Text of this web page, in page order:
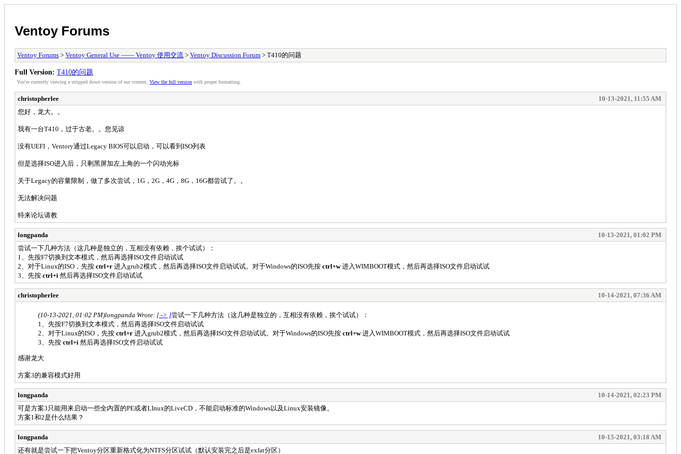
Ventoy Forums
Ventoy Forums > Ventoy General Use —— Ventoy 使用交流 > Ventoy Discussion Forum > T410的问题
Full Version: T410的问题
You're currently viewing a stripped down version of our content. View the full version with proper formatting.
christopherlee
10-13-2021, 11:55 AM
您好，龙大。。
我有一台T410，过于古老。。您见谅
没有UEFI，Ventory通过Legacy BIOS可以启动，可以看到ISO列表
但是选择ISO进入后，只剩黑屏加左上角的一个闪动光标
关于Legacy的容量限制，做了多次尝试，1G，2G，4G，8G，16G都尝试了。。
无法解决问题
特来论坛请教
longpanda
10-13-2021, 01:02 PM
尝试一下几种方法（这几种是独立的，互相没有依赖，挨个试试）：
1、先按F7切换到文本模式，然后再选择ISO文件启动试试
2、对于Linux的ISO，先按 ctrl+r 进入grub2模式，然后再选择ISO文件启动试试。对于Windows的ISO先按 ctrl+w进入WIMBOOT模式，然后再选择ISO文件启动试试
3、先按 ctrl+i 然后再选择ISO文件启动试试
christopherlee 10-14-2021, 07:36 AM
(10-13-2021, 01:02 PM)longpanda Wrote: [ -> ]尝试一下几种方法（这几种是独立的，互相没有依赖，挨个试试）：
1、先按F7切换到文本模式，然后再选择ISO文件启动试试
2、对于Linux的ISO，先按 ctrl+r 进入grub2模式，然后再选择ISO文件启动试试。对于Windows的ISO先按 ctrl+w进入WIMBOOT模式，然后再选择ISO文件启动试试
3、先按 ctrl+i 然后再选择ISO文件启动试试
感谢龙大
方案3的兼容模式好用
longpanda
10-14-2021, 02:23 PM
可是方案3只能用来启动一些全内置的PE或者LInux的LiveCD，不能启动标准的Windows以及Linux安装镜像。
方案1和2是什么结果？
longpanda
10-15-2021, 03:18 AM
还有就是尝试一下把Ventoy分区重新格式化为NTFS分区试试（默认安装完之后是exfat分区）